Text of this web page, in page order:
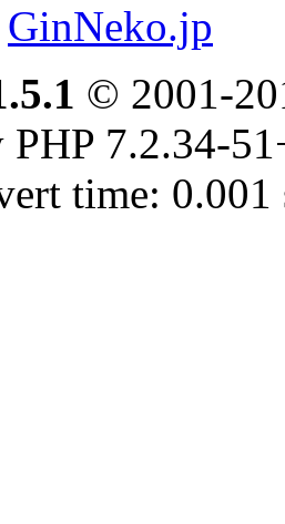
GinNeko.jp
© 2001-
PHP 7.2.34-
time: 0.001